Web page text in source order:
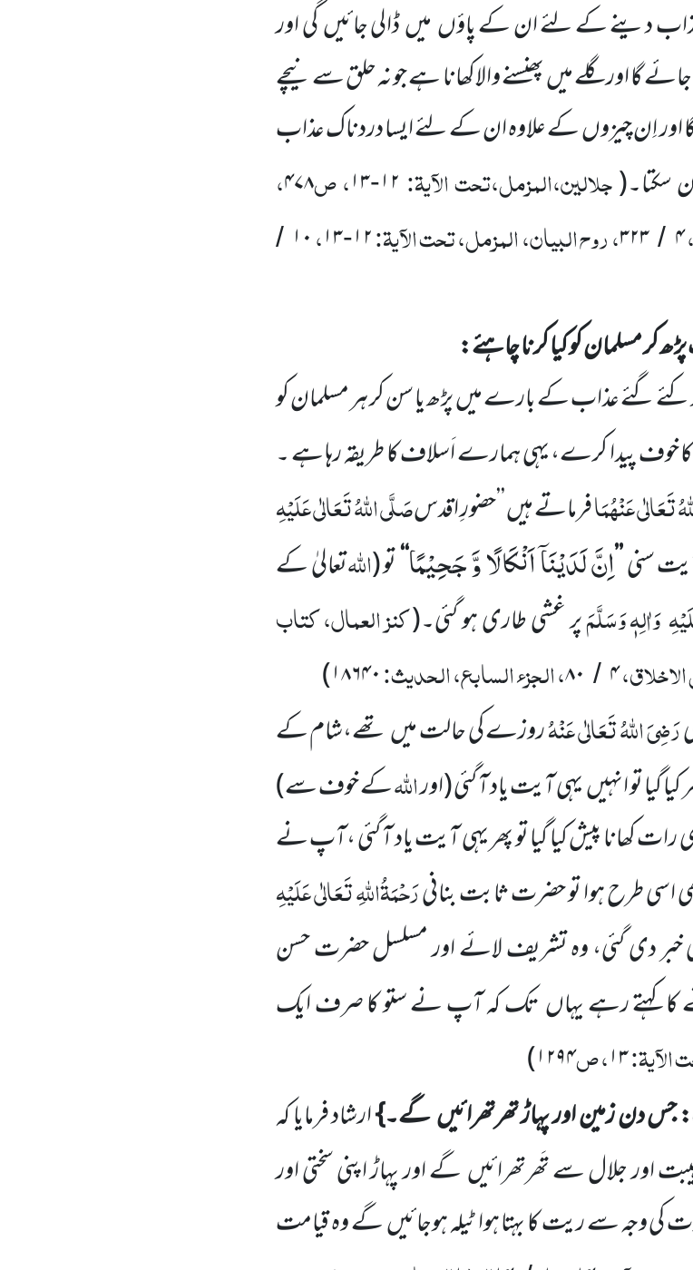
عذاب دینے کے لئے ان کے پاؤںمیںڈالی جائیںگی اور
جائے گا اور گلے میںپھنسنے والاکھانا ہے جو نہ حلق سے نیچے
اور اِن چیزوںکے علاوہ ان کے لئے ایسا دردناک عذاب
سکتا۔(جلالین،المزمل،تحت الآیۃ: ۱۲-۱۳، ص۴۷۸،
،۴ / ۳۲۳، روح البیان، المزمل، تحت الآیۃ:۱۲-۱۳،۱۰ /
کر مسلمان کو کیا کرنا چاہئے:
کئے گئے عذاب کے بارے میںپڑھ یا سن کر ہر مسلمان کو
کا خوف پیدا کرے، یہی ہمارے اَسلافکا طریقہ رہا ہے ۔
تَعَالٰی عَنْہُمَافرماتے ہیں ’’حضورِ اقدسصَلَّی اللّٰہُ تَعَالٰی عَلَیْہِ
سنی’’اِنَّ لَدَیْنَاۤ اَنْكَالًا وَّ جَحِیْمًا‘‘تو(اللّٰہتعالیٰ کے
وَاٰلِہٖ وَسَلَّمَپر غشی طاری ہو گئی۔(کنز العمال، کتاب
۴ / ۸۰، الجزء السابع، الحدیث:۱۸۶۴۰)
رَضِیَ اللّٰہُ تَعَالٰی عَنْہُروزے کی حالت میںتھے،شام کے
گیا تو انہیںیہی آیتیاد آ گئی(اوراللّٰہکے خوف سے)
رات کھانا پیش کیا گیا تو پھر یہی آیت یاد آ گئی ،آپ نے
اسی طرح ہوا تو حضرت ثابت بنانیرَحْمَۃُاللّٰہِ تَعَالٰی عَلَیْہِ
دی گئی، وہ تشریف لائے اور مسلسل حضرت حسن
کا کہتے رہے یہاںتک کہ آپ نے ستو کا صرف ایک
الآیۃ:۱۳، ص۱۲۹۴)
: جس دن زمین اور پہاڑ تھرتھرائیںگے۔}ارشاد فرمایا کہ
اور جلال سے تَھرتھرائیںگے اور پہاڑ اپنی سختی اور
کی وجہسے ریت کا بہتا ہوا ٹیلہ ہوجائیںگے وہ قیامت